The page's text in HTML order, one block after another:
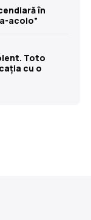
în
acolo”
Toto
cu o